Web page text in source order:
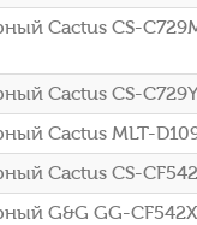
Cactus CS-
Cactus CS-
Cactus MLT-
Cactus CS-
G&G GG-